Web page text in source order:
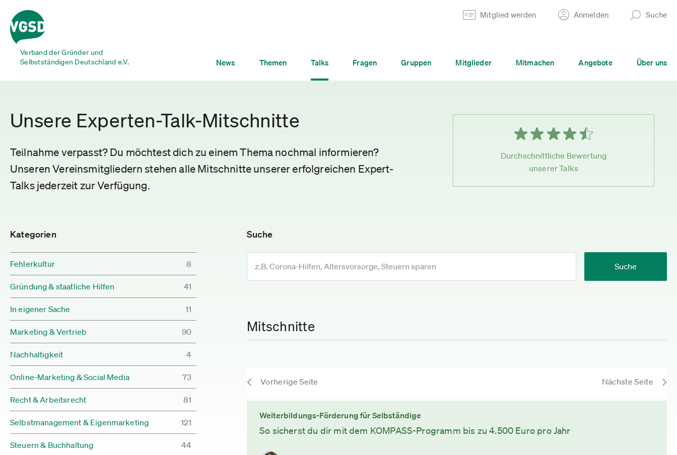
Verband der Gründer und
Selbstständigen Deutschland e.V.
Mitglied werden Anmelden Suche
News Themen Talks Fragen Gruppen Mitglieder Mitmachen Angebote Über uns
Unsere Experten-Talk-Mitschnitte
Teilnahme verpasst? Du möchtest dich zu einem Thema nochmal informieren?
Unseren Vereinsmitgliedern stehen alle Mitschnitte unserer erfolgreichen Expert-
Talks jederzeit zur Verfügung.
Durchschnittliche Bewertung
unserer Talks
Kategorien
Fehlerkultur 8
Gründung & staatliche Hilfen 41
In eigener Sache 11
Marketing & Vertrieb 90
Nachhaltigkeit 4
Online-Marketing & Social Media 73
Recht & Arbeitsrecht 81
Selbstmanagement & Eigenmarketing 121
Steuern & Buchhaltung 44
Suche
Suche
Mitschnitte
Vorherige Seite Nächste Seite
Weiterbildungs-Förderung für Selbständige
So sicherst du dir mit dem KOMPASS-Programm bis zu 4.500 Euro pro Jahr